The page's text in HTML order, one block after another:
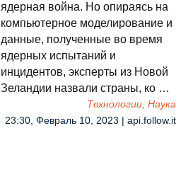
ядерная война. Но опираясь на
компьютерное моделирование и
данные, полученные во время
ядерных испытаний и
инцидентов, эксперты из Новой
Зеландии назвали страны, ко …
Технологии, Наука
23:30, Февраль 10, 2023 | api.follow.it